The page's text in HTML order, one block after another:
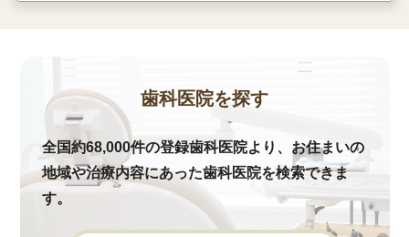
歯科医院を探す
全国約68,000件の登録歯科医院より、お住まいの
地域や治療内容にあった歯科医院を検索できま
す。